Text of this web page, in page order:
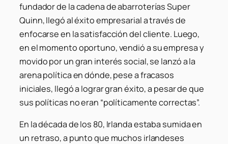
fundador de la cadena de abarroterías Super
Quinn, llegó al éxito empresarial a través de
enfocarse en la satisfacción del cliente. Luego,
en el momento oportuno, vendió a su empresa y
movido por un gran interés social, se lanzó a la
arena política en dónde, pese a fracasos
iniciales, llegó a lograr gran éxito, a pesar de que
sus políticas no eran “políticamente correctas”.
En la década de los 80, Irlanda estaba sumida en
un retraso, a punto que muchos irlandeses